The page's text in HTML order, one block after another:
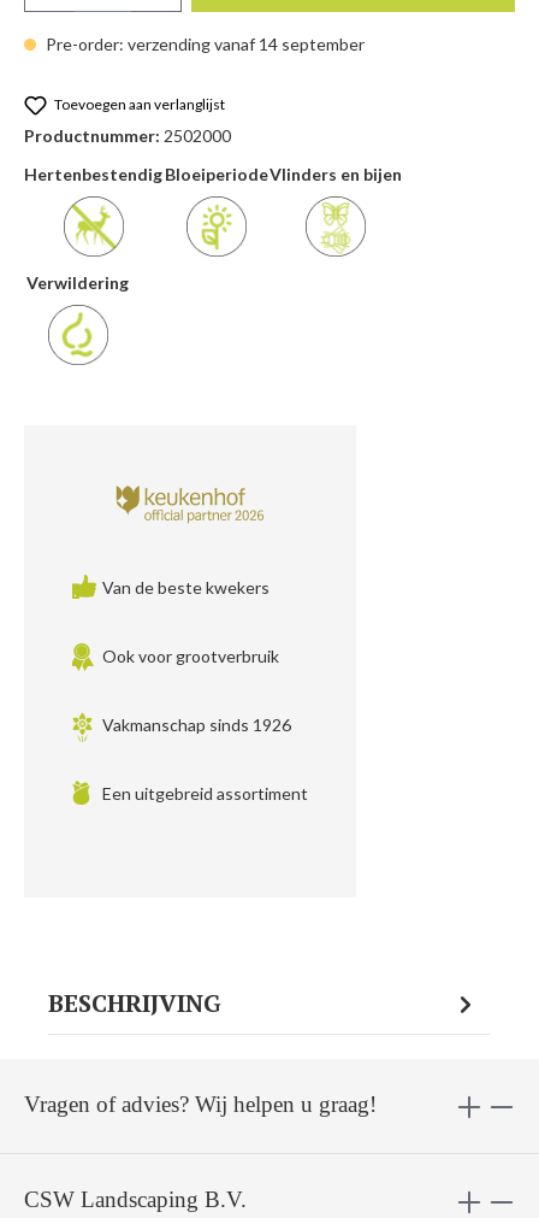
Pre-order: verzending vanaf 14 september
Toevoegen aan verlanglijst
Productnummer: 2502000
HertenbestendigBloeiperiodeVlinders en bijen
Verwildering
Van de beste kwekers
Ook voor grootverbruik
Vakmanschap sinds 1926
Een uitgebreid assortiment
BESCHRIJVING
CSW Landscaping B.V.
Vragen of advies? Wij helpen u graag!